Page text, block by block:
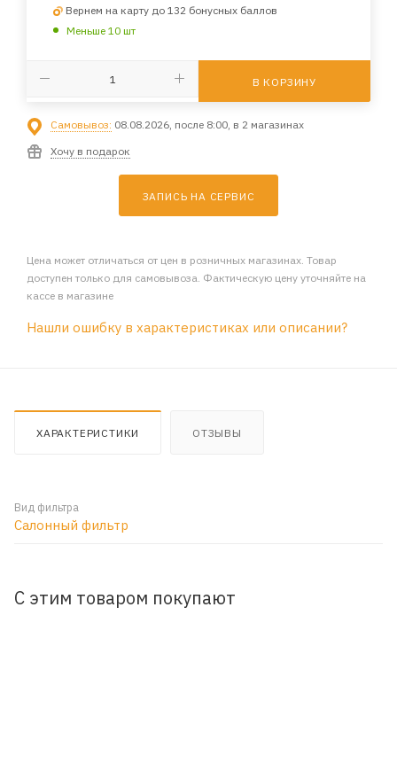
Вернем на карту до 132 бонусных баллов
Меньше 10 шт
В КОРЗИНУ
Самовывоз: 08.08.2026, после 8:00, в 2 магазинах
Хочу в подарок
ЗАПИСЬ НА СЕРВИС
Цена может отличаться от цен в розничных магазинах. Товар
доступен только для самовывоза. Фактическую цену уточняйте на
кассе в магазине
Нашли ошибку в характеристиках или описании?
ХАРАКТЕРИСТИКИ ОТЗЫВЫ
Вид фильтра
Салонный фильтр
С этим товаром покупают